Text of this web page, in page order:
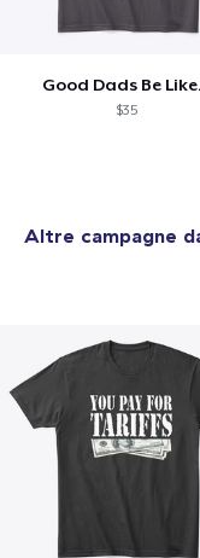
Good Dads Be
$35
Altre campagne